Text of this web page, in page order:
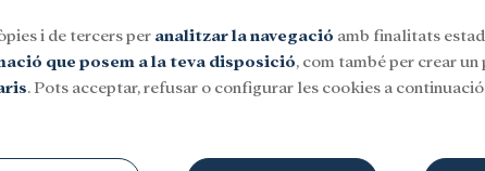
i de tercers per analitzar la navegació amb finalitats
que posem a la teva disposició, com també per crear
. Pots acceptar, refusar o configurar les cookies a